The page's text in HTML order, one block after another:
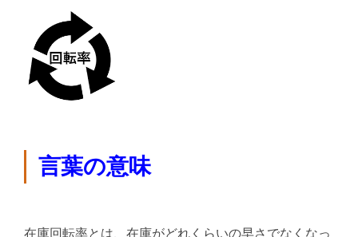
言葉の意味
在庫回転率とは、在庫がどれくらいの早さでなくなっ